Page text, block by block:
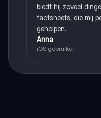
biedt hij zoveel
factsheets, die mij
geholpen.
Anna
iOS gebruiker